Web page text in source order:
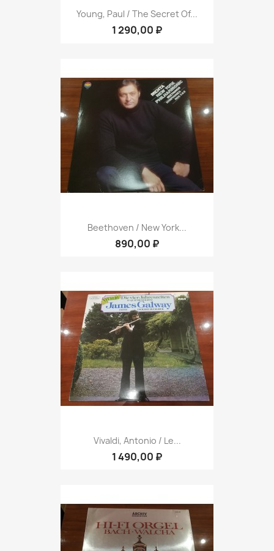
Young, Paul / The Secret Of...
1 290,00 ₽
Beethoven / New York...
890,00 ₽
Vivaldi, Antonio / Le...
1 490,00 ₽